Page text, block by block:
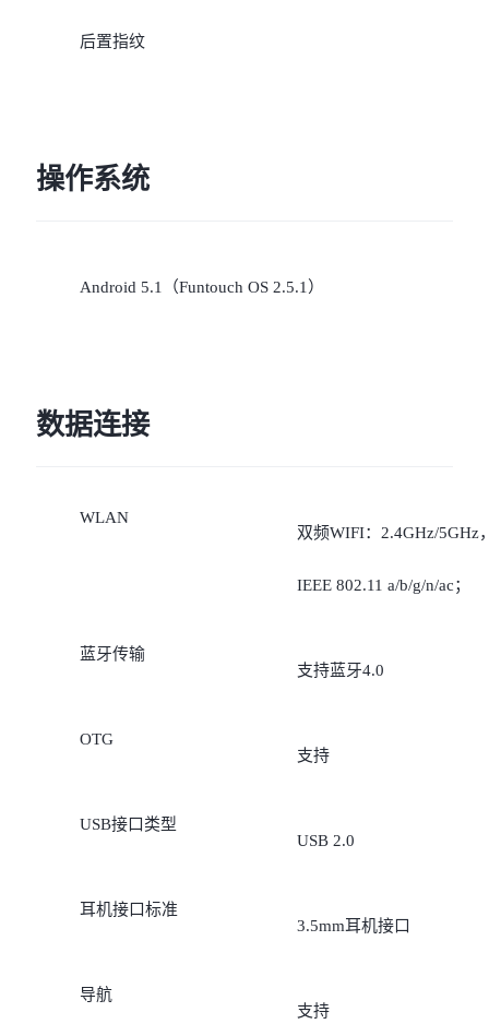
后置指纹
操作系统
Android 5.1（Funtouch OS 2.5.1）
数据连接
WLAN
双频WIFI：2.4GHz/5GHz
IEEE 802.11 a/b/g/n/ac；
蓝牙传输
支持蓝牙4.0
OTG
支持
USB接口类型
USB 2.0
耳机接口标准
3.5mm耳机接口
导航
支持